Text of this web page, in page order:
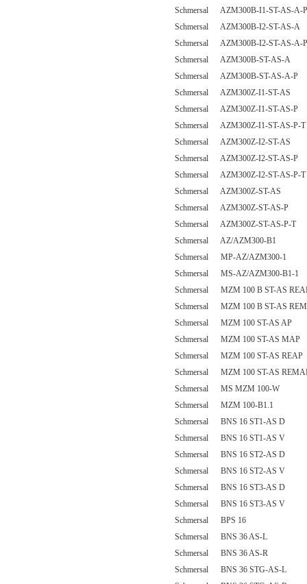
Schmersal AZM300B-I1-ST-AS-A-P
Schmersal AZM300B-I2-ST-AS-A
Schmersal AZM300B-I2-ST-AS-A-P
Schmersal AZM300B-ST-AS-A
Schmersal AZM300B-ST-AS-A-P
Schmersal AZM300Z-I1-ST-AS
Schmersal AZM300Z-I1-ST-AS-P
Schmersal AZM300Z-I1-ST-AS-P-T
Schmersal AZM300Z-I2-ST-AS
Schmersal AZM300Z-I2-ST-AS-P
Schmersal AZM300Z-I2-ST-AS-P-T
Schmersal AZM300Z-ST-AS
Schmersal AZM300Z-ST-AS-P
Schmersal AZM300Z-ST-AS-P-T
Schmersal AZ/AZM300-B1
Schmersal MP-AZ/AZM300-1
Schmersal MS-AZ/AZM300-B1-1
Schmersal MZM 100 B ST-AS
Schmersal MZM 100 B ST-AS
Schmersal MZM 100 ST-AS AP
Schmersal MZM 100 ST-AS MAP
Schmersal MZM 100 ST-AS REAP
Schmersal MZM 100 ST-AS
Schmersal MS MZM 100-W
Schmersal MZM 100-B1.1
Schmersal BNS 16 ST1-AS D
Schmersal BNS 16 ST1-AS V
Schmersal BNS 16 ST2-AS D
Schmersal BNS 16 ST2-AS V
Schmersal BNS 16 ST3-AS D
Schmersal BNS 16 ST3-AS V
Schmersal BPS 16
Schmersal BNS 36 AS-L
Schmersal BNS 36 AS-R
Schmersal BNS 36 STG-AS-L